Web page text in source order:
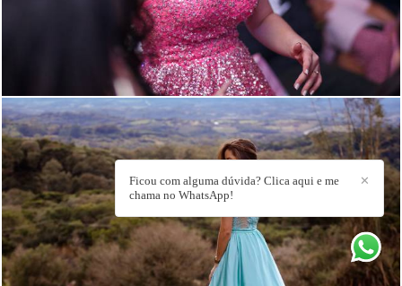
✕
Ficou com alguma dúvida? Clica aqui e me
chama no WhatsApp!